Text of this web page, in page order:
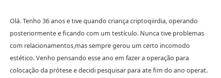
Olá. Tenho 36 anos e tive quando criança criptoqiirdia, operando
posteriormente e ficando com um testículo. Nunca tive problemas
com relacionamentos,mas sempre gerou um certo incomodo
estético. Venho pensando esse ano em fazer a operação para
colocação da prótese e decidi pesquisar para ate fim do ano operat.